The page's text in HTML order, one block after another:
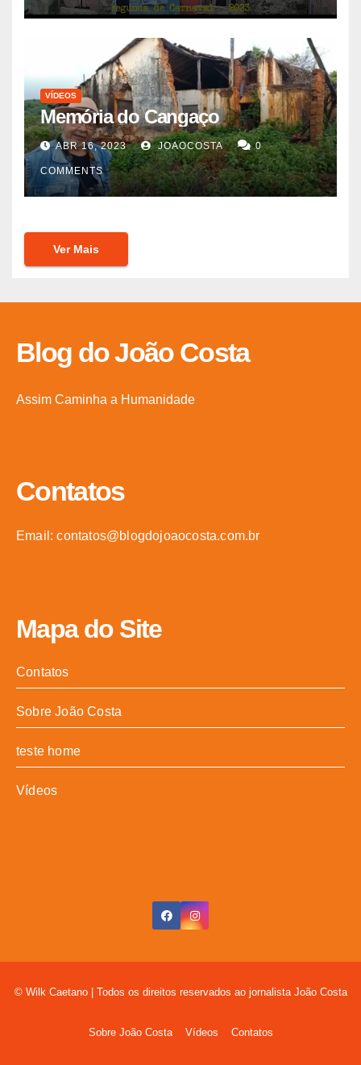
VÍDEOS
Memória do Cangaço
ABR 16, 2023 JOAOCOSTA 0
COMMENTS
Ver Mais
Blog do João Costa
Assim Caminha a Humanidade
Contatos
Email: contatos@blogdojoaocosta.com.br
Mapa do Site
Contatos
Sobre João Costa
teste home
Vídeos
© Wilk Caetano Todos os direitos reservados ao jornalista João Costa
Sobre João Costa Vídeos Contatos